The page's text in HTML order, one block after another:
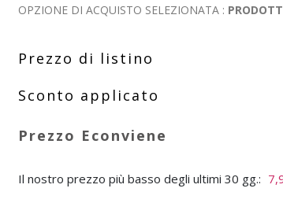
OPZIONE DI ACQUISTO SELEZIONATA :
Il nostro prezzo più basso degli ultimi 30 gg.: